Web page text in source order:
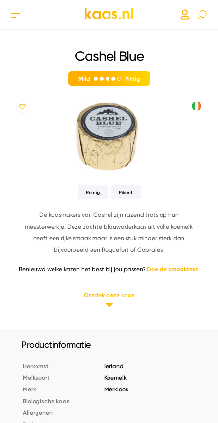
Cashel Blue
Mild Pittig
Romig Pikant
De kaasmakers van Cashel zijn razend trots op hun
meesterwerkje. Deze zachte blauwaderkaas uit volle koemelk
heeft een rijke smaak maar is een stuk minder sterk dan
bijvoorbeeld een Roquefort of Cabrales.
Benieuwd welke kazen het best bij jou passen? Doe de smaaktest.
Ontdek deze kaas
Productinformatie
Herkomst
Ierland
Melksoort
Koemelk
Merk
Merkloos
Biologische kaas
Allergenen